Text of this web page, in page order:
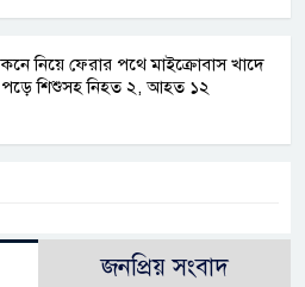
কনে নিয়ে ফেরার পথে মাইক্রোবাস খাদে
পড়ে শিশুসহ নিহত ২, আহত ১২
জনপ্রিয় সংবাদ